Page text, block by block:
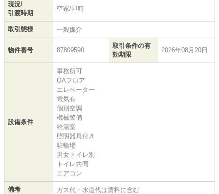
現況/
引渡時期
空家/即時
取引態様 一般媒介
物件番号 87809590
取引条件の有
効期限
2026年08月20日
設備条件
事務所可
OAフロア
エレベーター
電気有
個別空調
機械警備
給湯室
照明器具付き
駐輪場
男女トイレ別
トイレ共同
エアコン
備考 ガス代・水道代は賃料に含む